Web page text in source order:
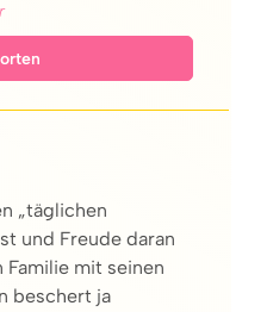
„täglichen
und Freude daran
Familie mit seinen
beschert ja